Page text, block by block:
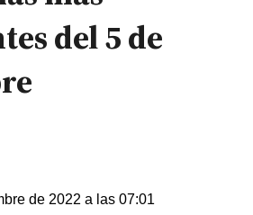
del 5 de
de 2022 a las 07:01